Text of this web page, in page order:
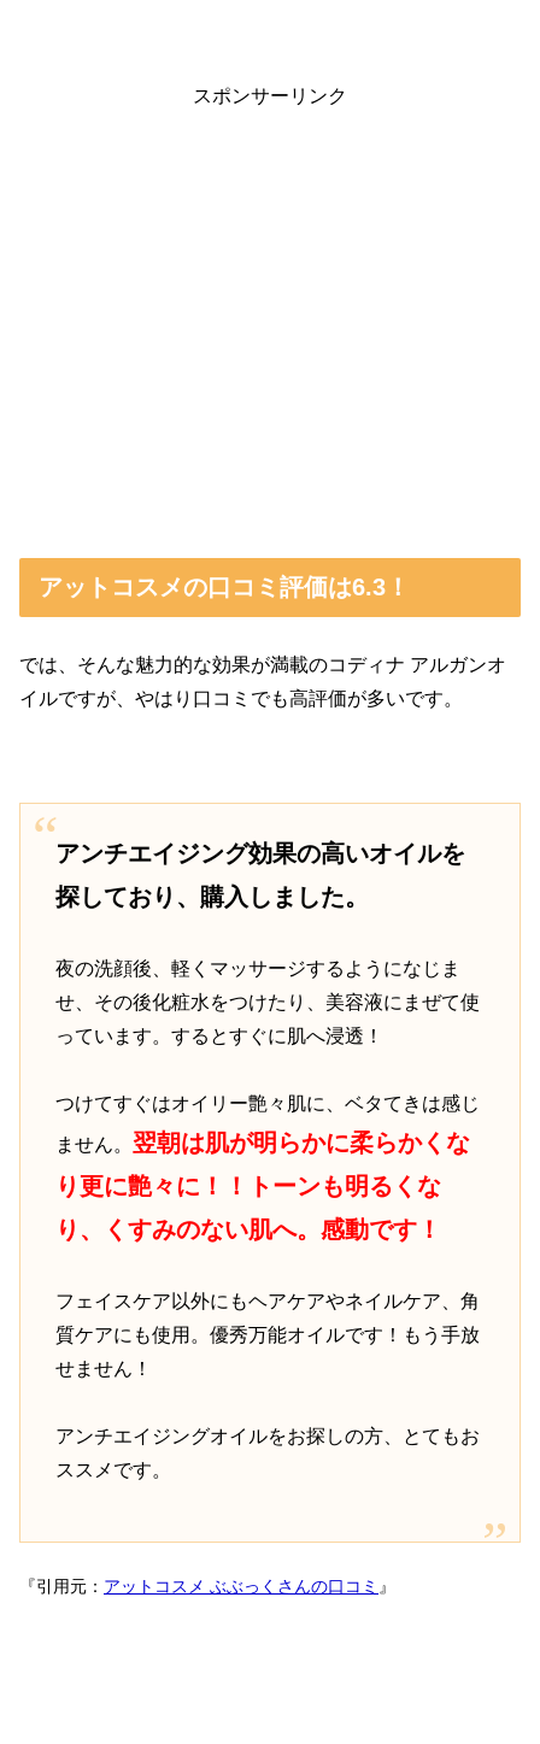
スポンサーリンク
アットコスメの口コミ評価は6.3！
では、そんな魅力的な効果が満載のコディナ アルガンオ
イルですが、やはり口コミでも高評価が多いです。
アンチエイジング効果の高いオイルを
探しており、購入しました。
夜の洗顔後、軽くマッサージするようになじま
せ、その後化粧水をつけたり、美容液にまぜて使
っています。するとすぐに肌へ浸透！
つけてすぐはオイリー艶々肌に、ベタてきは感じ
ません。 翌朝は肌が明らかに柔らかくな
り更に艶々に！！トーンも明るくな
り、くすみのない肌へ。感動です！
フェイスケア以外にもヘアケアやネイルケア、角
質ケアにも使用。優秀万能オイルです！もう手放
せません！
アンチエイジングオイルをお探しの方、とてもお
ススメです。
『引用元： アットコスメ ぶぶっくさんの口コミ 』